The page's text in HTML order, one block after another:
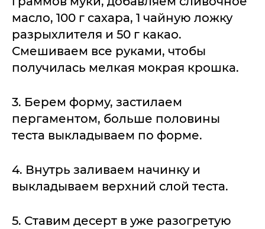
масло, 100 г сахара, 1 чайную ложку
разрыхлителя и 50 г какао.
Смешиваем все руками, чтобы
получилась мелкая мокрая крошка.
3. Берем форму, застилаем
пергаментом, больше половины
теста выкладываем по форме.
4. Внутрь заливаем начинку и
выкладываем верхний слой теста.
5. Ставим десерт в уже разогретую